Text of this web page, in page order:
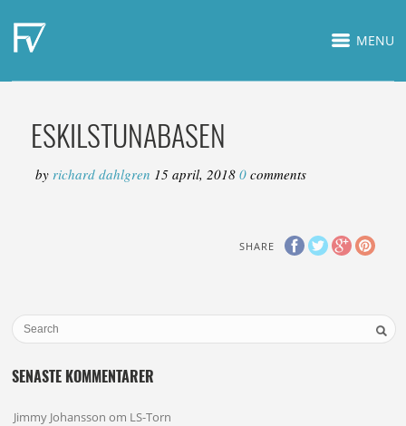
MENU
ESKILSTUNABASEN
byrichard dahlgren 15 april, 2018 0comments
SHARE
SENASTE KOMMENTARER
Jimmy Johansson om LS-Torn